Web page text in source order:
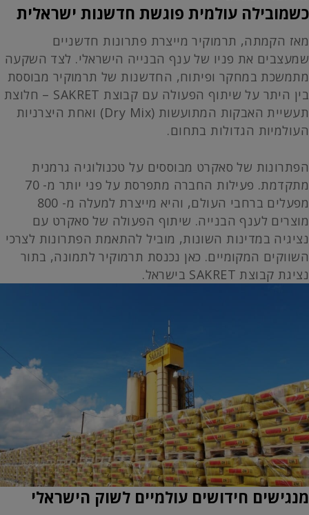
כשמובילה עולמית פוגשת חדשנות ישראלית
מאז הקמתה, תרמוקיר מייצרת פתרונות חדשניים
שמעצבים את פניו של ענף הבנייה הישראלי. לצד השקעה
מתמשכת במחקר ופיתוח, החדשנות של תרמוקיר מבוססת
בין היתר על שיתוף הפעולה עם קבוצת SAKRET – חלוצת
תעשיית האבקות המתועשות (Dry Mix) ואחת היצרניות
העולמיות הגדולות בתחום.
הפתרונות של סאקרט מבוססים על טכנולוגיה גרמנית
מתקדמת. פעילות החברה מתפרסת על פני יותר מ- 70
מפעלים ברחבי העולם, והיא מייצרת למעלה מ- 800
מוצרים לענף הבנייה. שיתוף הפעולה של סאקרט עם
נציגיה במדינות השונות, מוביל להתאמת הפתרונות לצרכי
השווקים המקומיים. כאן נכנסת תרמוקיר לתמונה, בתור
נציגת קבוצת SAKRET בישראל.
מנגישים חידושים עולמיים לשוק הישראלי